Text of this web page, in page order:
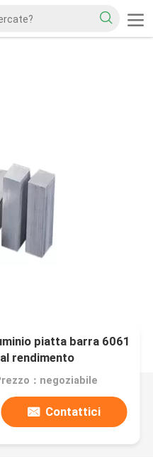
piatta barra 6061
rendimento
：negoziabile
Contattici